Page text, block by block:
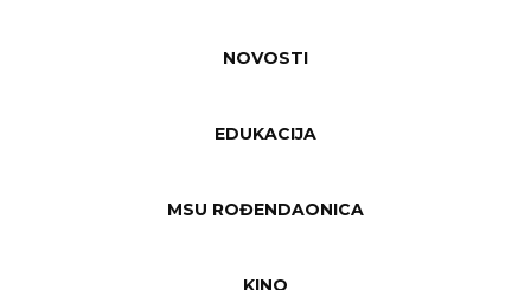
NOVOSTI
EDUKACIJA
MSU ROĐENDAONICA
KINO